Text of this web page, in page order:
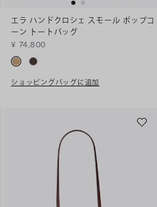
エラ ハンドクロシェ スモール ポップコ
ーン トートバッグ
¥ 74,800
ショッピングバッグに追加